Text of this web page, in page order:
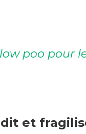
poo pour
et